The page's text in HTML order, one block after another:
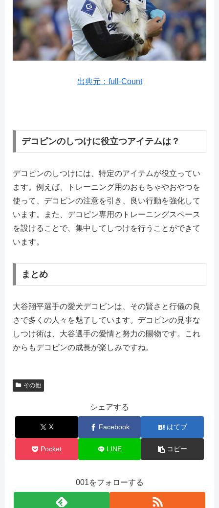
出典元：full-Count
デコピンのしつけに役立つアイテムは？
デコピンのしつけには、特定のアイテムが役立ってい
ます。例えば、トレーニング用のおもちゃやおやつを
使って、デコピンの注意を引き、良い行動を強化して
います。また、デコピン専用のトレーニングスペース
を設けることで、集中してしつけを行うことができて
います。
まとめ
大谷翔平選手の愛犬デコピンは、その賢さと行儀の良
さで多くの人々を魅了しています。デコピンの見事な
しつけ術は、大谷選手の愛情と努力の賜物です。これ
からもデコピンの成長が楽しみですね。
その他
シェアする
X Facebook はてブ
Pocket LINE コピー
001をフォローする